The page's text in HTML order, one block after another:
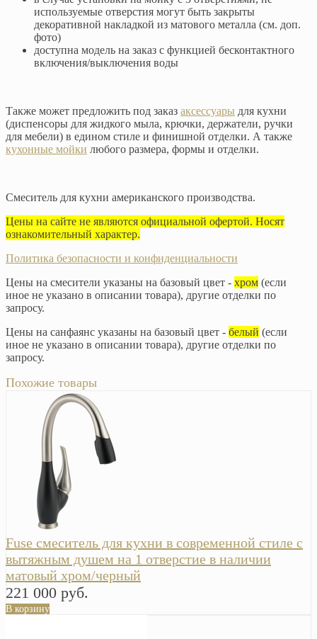
используемые отверстия могут быть закрыты
декоративной накладкой из матового металла (см. доп.
фото)
доступна модель на заказ с функцией бесконтактного
включения/выключения воды
Также может предложить под заказ аксессуары для кухни
(диспенсоры для жидкого мыла, крючки, держатели, ручки
для мебели) в едином стиле и финишной отделки. А также
кухонные мойки любого размера, формы и отделки.
Смеситель для кухни американского производства.
Цены на сайте не являются официальной офертой. Носят
ознакомительный характер.
Политика безопасности и конфиденциальности
Цены на смесители указаны на базовый цвет - хром (если
иное не указано в описании товара), другие отделки по
запросу.
Цены на санфаянс указаны на базовый цвет - белый (если
иное не указано в описании товара), другие отделки по
запросу.
Похожие товары
Fuse смеситель для кухни в современной стиле с
вытяжным душем на 1 отверстие в наличии
матовый хром/черный
221 000 руб.
В корзину